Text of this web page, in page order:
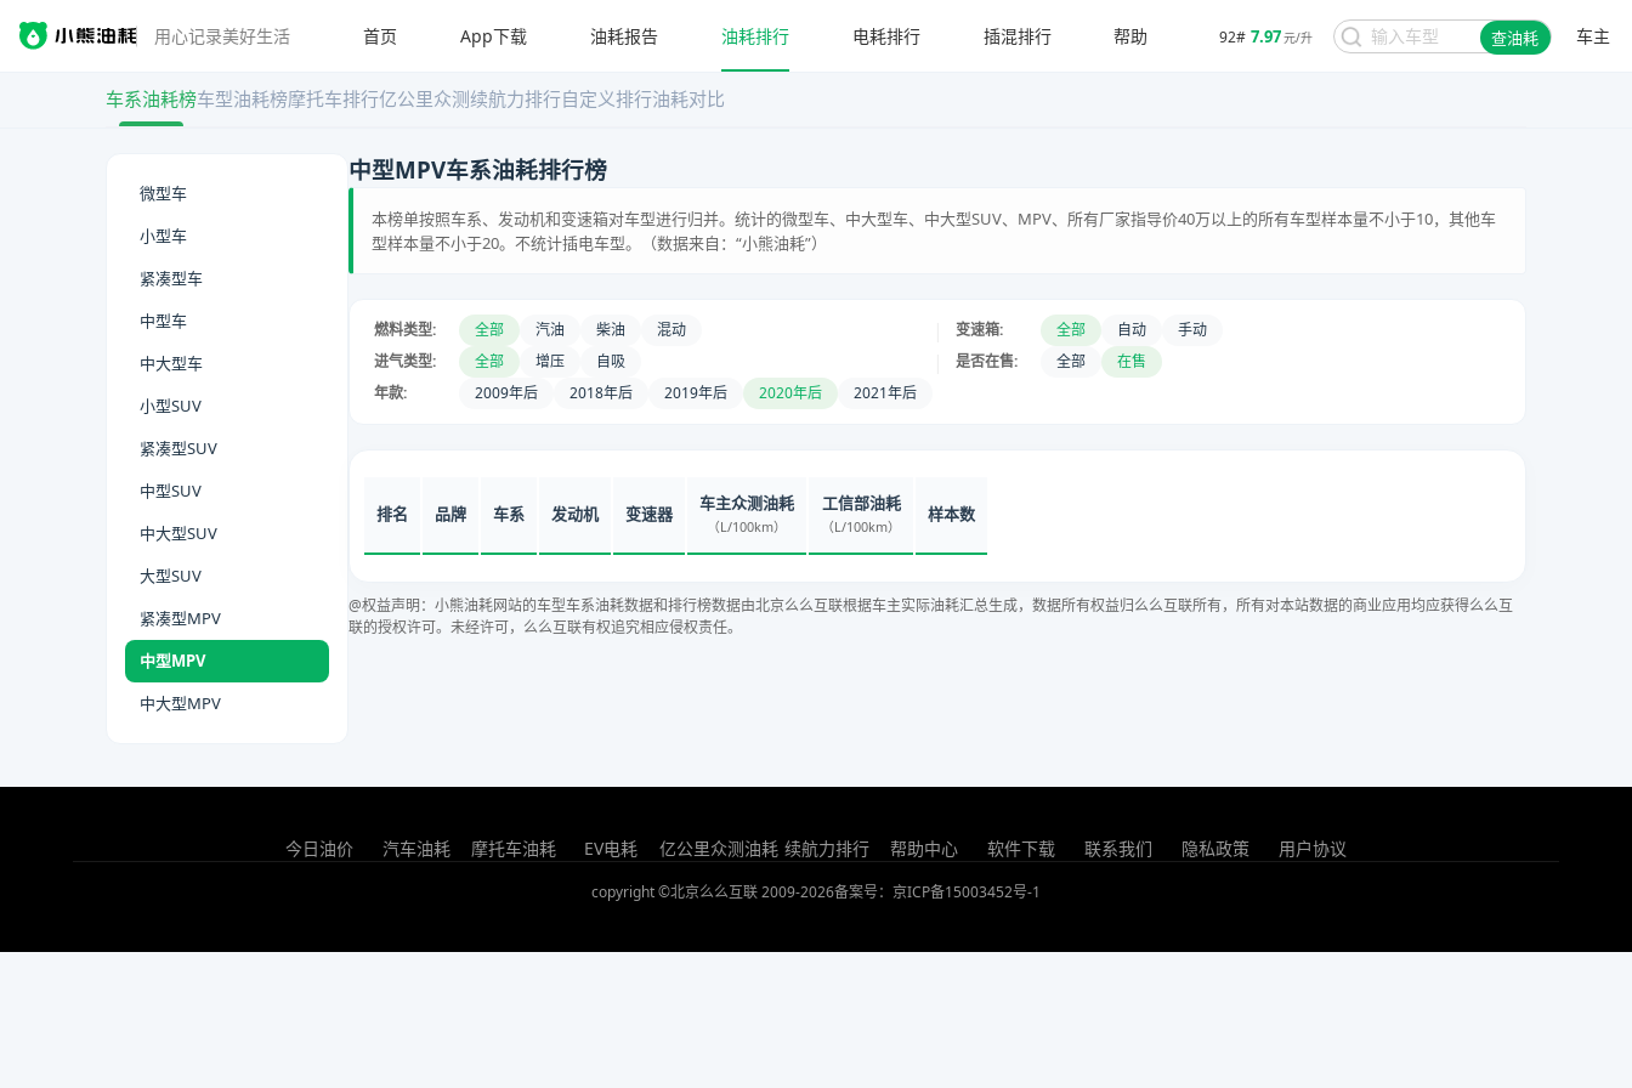
用心记录美好生活 92# 7.97元/升 查油耗 车主
首页 App下载 油耗报告 油耗排行 电耗排行 插混排行 帮助
车系油耗榜车型油耗榜摩托车排行亿公里众测续航力排行自定义排行油耗对比
微型车
小型车
紧凑型车
中型车
中大型车
小型SUV
紧凑型SUV
中型SUV
中大型SUV
大型SUV
紧凑型MPV
中型MPV
中大型MPV
中型MPV车系油耗排行榜
本榜单按照车系、发动机和变速箱对车型进行归并。统计的微型车、中大型车、中大型SUV、MPV、所有厂家指导价40万以上的所有车型样本量不小于10，其他车
型样本量不小于20。不统计插电车型。（数据来自：“小熊油耗”）
燃料类型: 全部 汽油 柴油 混动 变速箱: 全部 自动
手动
进气类型:
全部 增压 自吸 是否在售: 全部
在售
年款:
2009年后 2018年后 2019年后 2020年后 2021年后
排名 品牌 车系 发动机 变速器 车主众测油耗
（L/100km）
工信部油耗
（L/100km）
样本数
@权益声明：小熊油耗网站的车型车系油耗数据和排行榜数据由北京么么互联根据车主实际油耗汇总生成，数据所有权益归么么互联所有，所有对本站数据的商业应用均应获得么么互
联的授权许可。未经许可，么么互联有权追究相应侵权责任。
今日油价 汽车油耗 摩托车油耗 EV电耗 亿公里众测油耗 续航力排行 帮助中心 软件下载 联系我们 隐私政策 用户协议
copyright ©北京么么互联 2009-2026备案号：京ICP备15003452号-1